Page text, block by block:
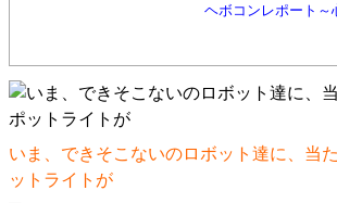
ヘボコンレポート～
いま、できそこないのロボット達に、当
ットライトが